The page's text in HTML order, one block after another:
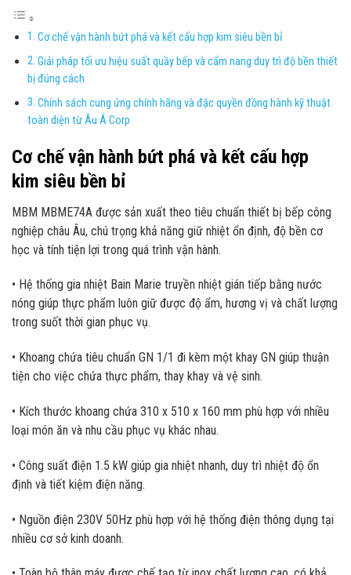
Cơ chế vận hành bứt phá và kết cấu hợp kim siêu bền bỉ
Giải pháp tối ưu hiệu suất quầy bếp và cẩm nang duy trì độ bền thiết
bị đúng cách
Chính sách cung ứng chính hãng và đặc quyền đồng hành kỹ thuật
toàn diện từ Âu Á Corp
Cơ chế vận hành bứt phá và kết cấu hợp
kim siêu bền bỉ
MBM MBME74A được sản xuất theo tiêu chuẩn thiết bị bếp công
nghiệp châu Âu, chú trọng khả năng giữ nhiệt ổn định, độ bền cơ
học và tính tiện lợi trong quá trình vận hành.
• Hệ thống gia nhiệt Bain Marie truyền nhiệt gián tiếp bằng nước
nóng giúp thực phẩm luôn giữ được độ ẩm, hương vị và chất lượng
trong suốt thời gian phục vụ.
• Khoang chứa tiêu chuẩn GN 1/1 đi kèm một khay GN giúp thuận
tiện cho việc chứa thực phẩm, thay khay và vệ sinh.
• Kích thước khoang chứa 310 x 510 x 160 mm phù hợp với nhiều
loại món ăn và nhu cầu phục vụ khác nhau.
• Công suất điện 1.5 kW giúp gia nhiệt nhanh, duy trì nhiệt độ ổn
định và tiết kiệm điện năng.
• Nguồn điện 230V 50Hz phù hợp với hệ thống điện thông dụng tại
nhiều cơ sở kinh doanh.